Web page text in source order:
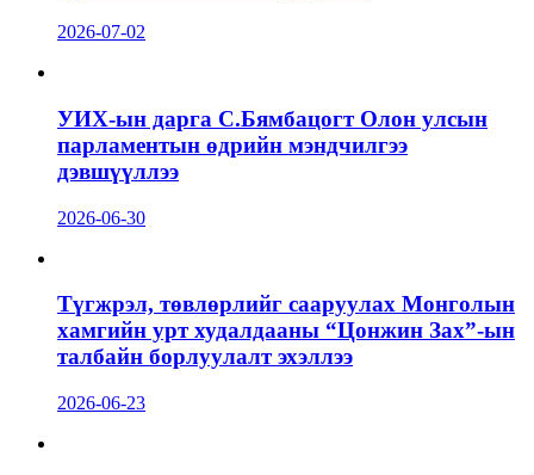
2026-07-02
УИХ-ын дарга С.Бямбацогт Олон улсын
парламентын өдрийн мэндчилгээ
дэвшүүллээ
2026-06-30
Түгжрэл, төвлөрлийг сааруулах Монголын
хамгийн урт худалдааны “Цонжин Зах”-ын
талбайн борлуулалт эхэллээ
2026-06-23